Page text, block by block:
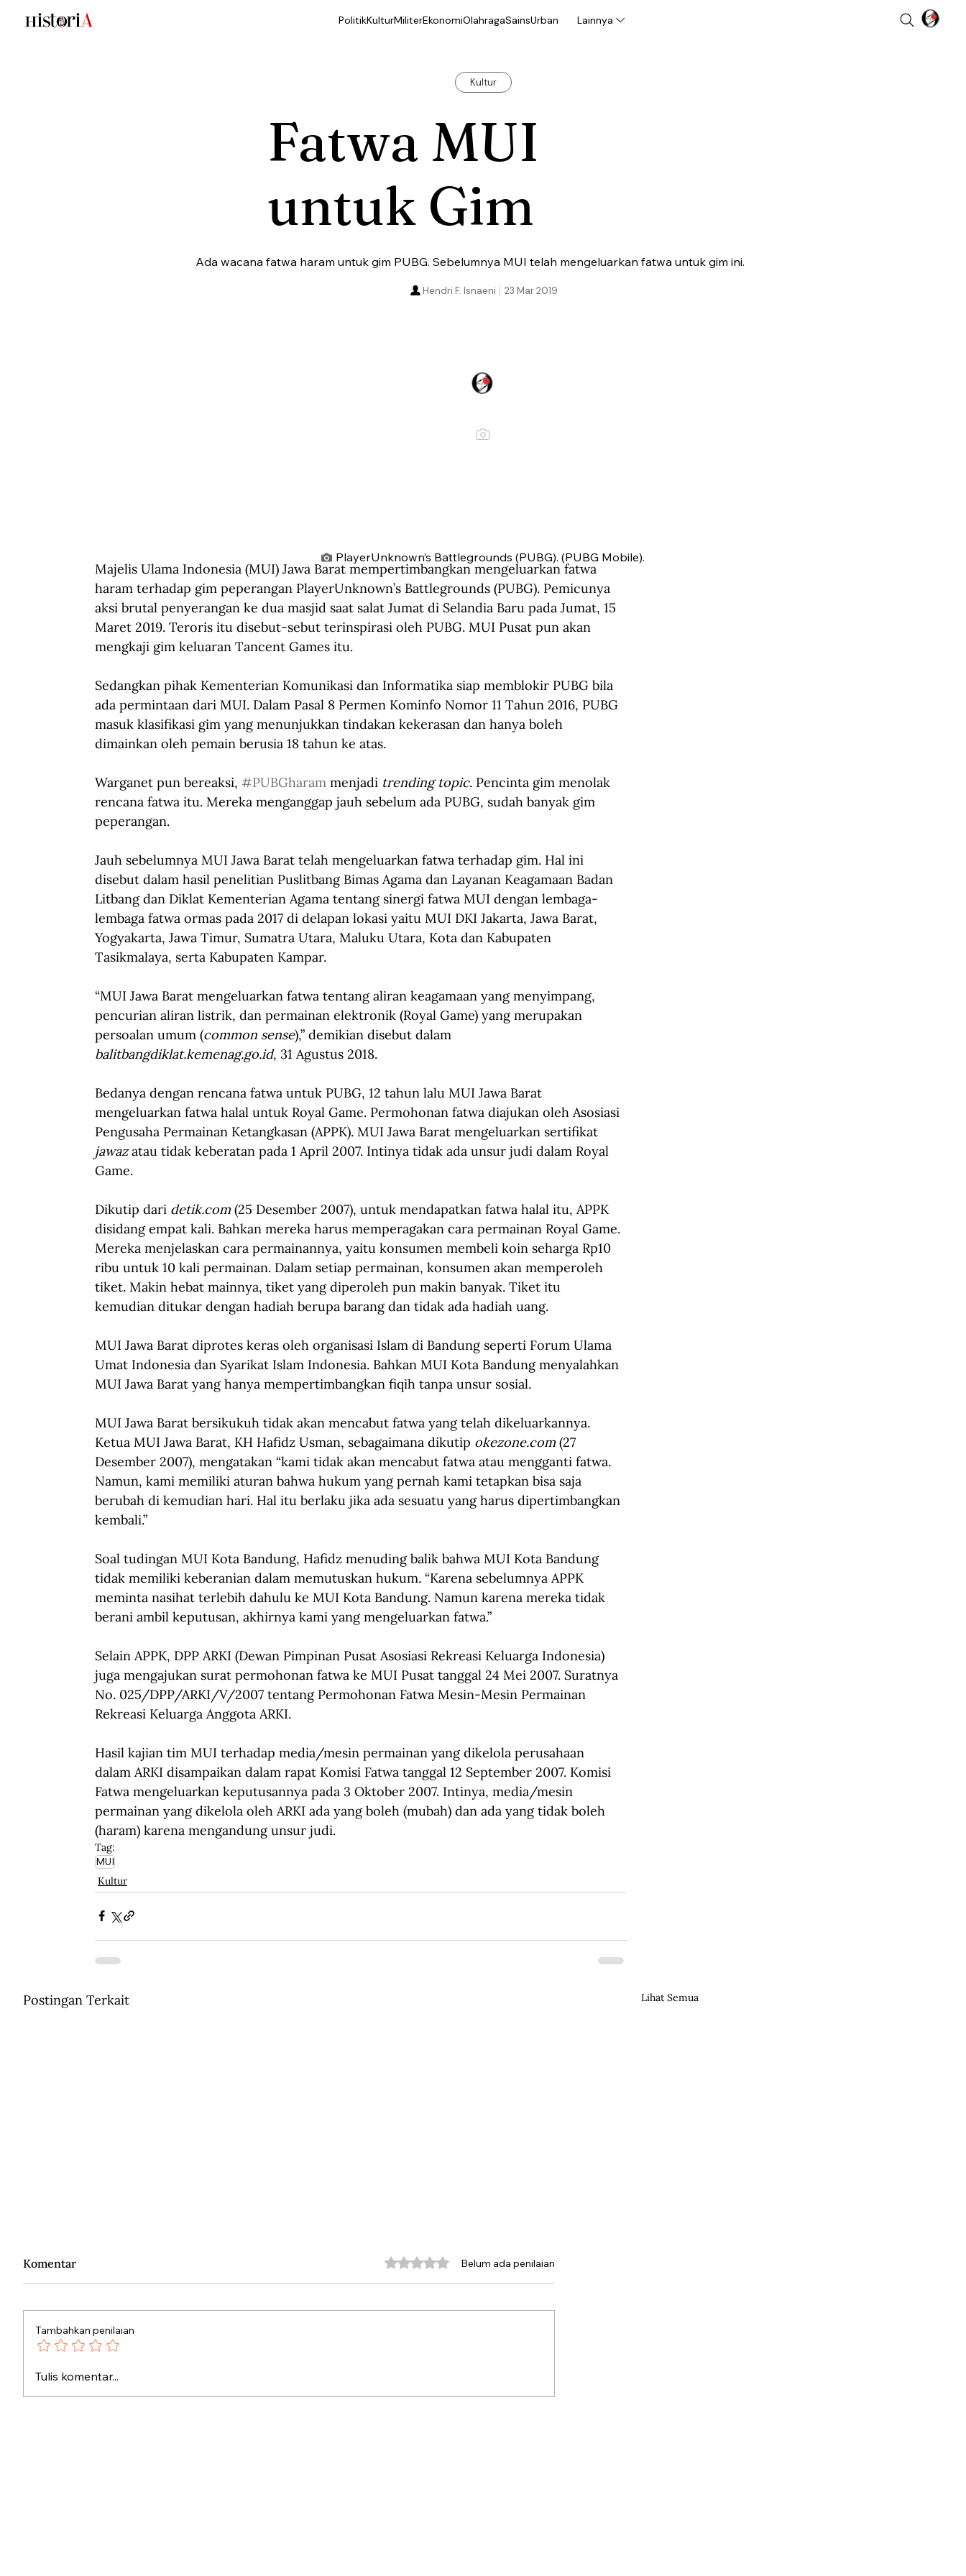
PolitikKulturMiliterEkonomiOlahragaSainsUrban Lainnya
Kultur
Fatwa MUI
untuk Gim
Ada wacana fatwa haram untuk gim PUBG. Sebelumnya MUI telah mengeluarkan fatwa untuk gim ini.
23 Mar 2019
Hendri F. Isnaeni
PlayerUnknown’s Battlegrounds (PUBG). (PUBG Mobile).
Majelis Ulama Indonesia (MUI) Jawa Barat mempertimbangkan mengeluarkan fatwa
haram terhadap gim peperangan PlayerUnknown’s Battlegrounds (PUBG). Pemicunya
aksi brutal penyerangan ke dua masjid saat salat Jumat di Selandia Baru pada Jumat, 15
Maret 2019. Teroris itu disebut-sebut terinspirasi oleh PUBG. MUI Pusat pun akan
mengkaji gim keluaran Tancent Games itu.
Sedangkan pihak Kementerian Komunikasi dan Informatika siap memblokir PUBG bila
ada permintaan dari MUI. Dalam Pasal 8 Permen Kominfo Nomor 11 Tahun 2016, PUBG
masuk klasifikasi gim yang menunjukkan tindakan kekerasan dan hanya boleh
dimainkan oleh pemain berusia 18 tahun ke atas.
Warganet pun bereaksi, #PUBGharam menjadi trending topic. Pencinta gim menolak
rencana fatwa itu. Mereka menganggap jauh sebelum ada PUBG, sudah banyak gim
peperangan.
Jauh sebelumnya MUI Jawa Barat telah mengeluarkan fatwa terhadap gim. Hal ini
disebut dalam hasil penelitian Puslitbang Bimas Agama dan Layanan Keagamaan Badan
Litbang dan Diklat Kementerian Agama tentang sinergi fatwa MUI dengan lembaga-
lembaga fatwa ormas pada 2017 di delapan lokasi yaitu MUI DKI Jakarta, Jawa Barat,
Yogyakarta, Jawa Timur, Sumatra Utara, Maluku Utara, Kota dan Kabupaten
Tasikmalaya, serta Kabupaten Kampar.
“MUI Jawa Barat mengeluarkan fatwa tentang aliran keagamaan yang menyimpang,
pencurian aliran listrik, dan permainan elektronik (Royal Game) yang merupakan
persoalan umum (common sense),” demikian disebut dalam
balitbangdiklat.kemenag.go.id, 31 Agustus 2018.
Bedanya dengan rencana fatwa untuk PUBG, 12 tahun lalu MUI Jawa Barat
mengeluarkan fatwa halal untuk Royal Game. Permohonan fatwa diajukan oleh Asosiasi
Pengusaha Permainan Ketangkasan (APPK). MUI Jawa Barat mengeluarkan sertifikat
jawaz atau tidak keberatan pada 1 April 2007. Intinya tidak ada unsur judi dalam Royal
Game.
Dikutip dari detik.com (25 Desember 2007), untuk mendapatkan fatwa halal itu, APPK
disidang empat kali. Bahkan mereka harus memperagakan cara permainan Royal Game.
Mereka menjelaskan cara permainannya, yaitu konsumen membeli koin seharga Rp10
ribu untuk 10 kali permainan. Dalam setiap permainan, konsumen akan memperoleh
tiket. Makin hebat mainnya, tiket yang diperoleh pun makin banyak. Tiket itu
kemudian ditukar dengan hadiah berupa barang dan tidak ada hadiah uang.
MUI Jawa Barat diprotes keras oleh organisasi Islam di Bandung seperti Forum Ulama
Umat Indonesia dan Syarikat Islam Indonesia. Bahkan MUI Kota Bandung menyalahkan
MUI Jawa Barat yang hanya mempertimbangkan fiqih tanpa unsur sosial.
MUI Jawa Barat bersikukuh tidak akan mencabut fatwa yang telah dikeluarkannya.
Ketua MUI Jawa Barat, KH Hafidz Usman, sebagaimana dikutip okezone.com (27
Desember 2007), mengatakan “kami tidak akan mencabut fatwa atau mengganti fatwa.
Namun, kami memiliki aturan bahwa hukum yang pernah kami tetapkan bisa saja
berubah di kemudian hari. Hal itu berlaku jika ada sesuatu yang harus dipertimbangkan
kembali.”
Soal tudingan MUI Kota Bandung, Hafidz menuding balik bahwa MUI Kota Bandung
tidak memiliki keberanian dalam memutuskan hukum. “Karena sebelumnya APPK
meminta nasihat terlebih dahulu ke MUI Kota Bandung. Namun karena mereka tidak
berani ambil keputusan, akhirnya kami yang mengeluarkan fatwa.”
Selain APPK, DPP ARKI (Dewan Pimpinan Pusat Asosiasi Rekreasi Keluarga Indonesia)
juga mengajukan surat permohonan fatwa ke MUI Pusat tanggal 24 Mei 2007. Suratnya
No. 025/DPP/ARKI/V/2007 tentang Permohonan Fatwa Mesin-Mesin Permainan
Rekreasi Keluarga Anggota ARKI.
Hasil kajian tim MUI terhadap media/mesin permainan yang dikelola perusahaan
dalam ARKI disampaikan dalam rapat Komisi Fatwa tanggal 12 September 2007. Komisi
Fatwa mengeluarkan keputusannya pada 3 Oktober 2007. Intinya, media/mesin
permainan yang dikelola oleh ARKI ada yang boleh (mubah) dan ada yang tidak boleh
(haram) karena mengandung unsur judi.
Tag:
MUI
Kultur
Postingan Terkait Lihat Semua
Penduduk Belanda Melawan
Nazi dengan Bunga
Pulang Odysseus
Komentar Dinilai 0 dari 5 bintang.
Belum ada penilaian
Tambahkan penilaian
Tulis komentar...